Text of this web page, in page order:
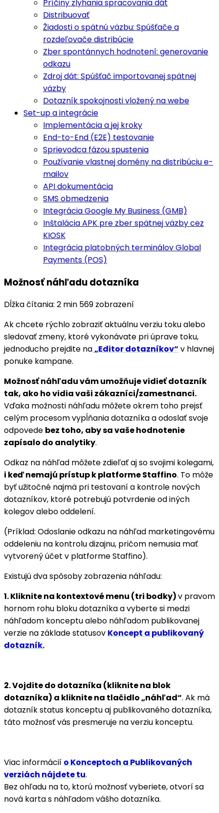
Príčiny zlyhania spracovania dát
Distribuovať
Žiadosti o spätnú väzbu: Spúšťače a
rozdeľovače distribúcie
Zber spontánnych hodnotení: generovanie
odkazu
Zdroj dát: Spúšťač importovanej spätnej
väzby
Dotazník spokojnosti vložený na webe
Set-up a integrácie
Implementácia a jej kroky
End-to-End (E2E) testovanie
Sprievodca fázou spustenia
Používanie vlastnej domény na distribúciu e-
mailov
API dokumentácia
SMS obmedzenia
Integrácia Google My Business (GMB)
Inštalácia APK pre zber spätnej väzby cez
KIOSK
Integrácia platobných terminálov Global
Payments (POS)
Možnosť náhľadu dotazníka
Dĺžka čítania: 2 min 569 zobrazení
Ak chcete rýchlo zobraziť aktuálnu verziu toku alebo
sledovať zmeny, ktoré vykonávate pri úprave toku,
jednoducho prejdite na„Editor dotazníkov“ v hlavnej
ponuke kampane.
Možnosť náhľadu vám umožňuje vidieť dotazník
tak, ako ho vidia vaši zákazníci/zamestnanci.
Vďaka možnosti náhľadu môžete okrem toho prejsť
celým procesom vypĺňania dotazníka a odoslať svoje
odpovede bez toho, aby sa vaše hodnotenie
zapísalo do analytiky.
Odkaz na náhľad môžete zdieľať aj so svojimi kolegami,
i keď nemajú prístup k platforme Staffino. To môže
byť užitočné najmä pri testovaní a kontrole nových
dotazníkov, ktoré potrebujú potvrdenie od iných
kolegov alebo oddelení.
(Príklad: Odoslanie odkazu na náhľad marketingovému
oddeleniu na kontrolu dizajnu, pričom nemusia mať
vytvorený účet v platforme Staffino).
Existujú dva spôsoby zobrazenia náhľadu:
1. Kliknite na kontextové menu (tri bodky)v pravom
hornom rohu bloku dotazníka a vyberte si medzi
náhľadom konceptu alebo náhľadom publikovanej
verzie na základe statusov Koncept a publikovaný
dotazník.
2. Vojdite do dotazníka (kliknite na blok
dotazníka) a kliknite na tlačidlo „náhľad“. Ak má
dotazník status konceptu aj publikovaného dotazníka,
táto možnosť vás presmeruje na verziu konceptu.
Viac informácií o Konceptoch a Publikovaných
verziách nájdete tu.
Bez ohľadu na to, ktorú možnosť vyberiete, otvorí sa
nová karta s náhľadom vášho dotazníka.